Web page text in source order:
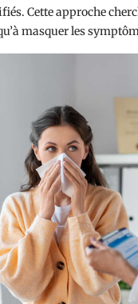
Cette approche
masquer les